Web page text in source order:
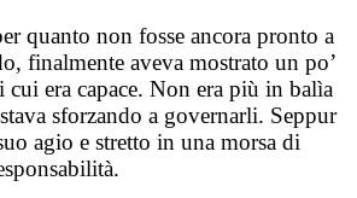
quanto non fosse ancora pronto a
finalmente aveva mostrato un po’
cui era capace. Non era più in balìa
sforzando a governarli. Seppur
agio e stretto in una morsa di